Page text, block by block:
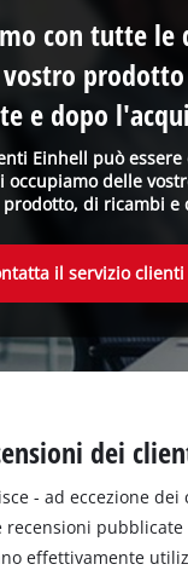
Einhell può
occupiamo delle
di ricambi e
con tutte le
e dopo
il servizio clienti
dei
- ad eccezione dei
recensioni pubblicate
effettivamente